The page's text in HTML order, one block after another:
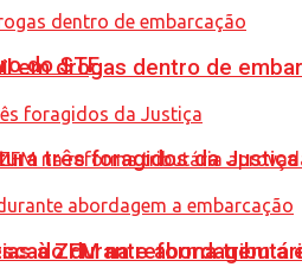
do STF
à ZFM na reforma
em drogas dentro de
três foragidos da Justiça
durante abordagem a